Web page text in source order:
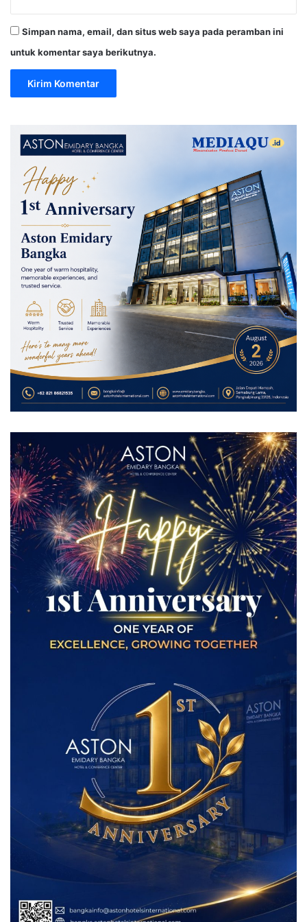
Simpan nama, email, dan situs web saya pada peramban ini
untuk komentar saya berikutnya.